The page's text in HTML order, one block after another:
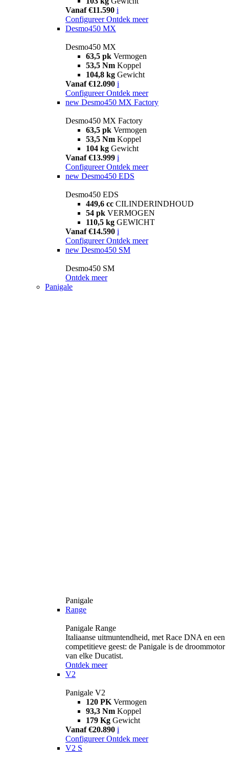
Vanaf €11.590 i
Configureer Ontdek meer
Desmo450 MX
Desmo450 MX
63,5 pk Vermogen
53,5 Nm Koppel
104,8 kg Gewicht
Vanaf €12.090 i
Configureer Ontdek meer
new Desmo450 MX Factory
Desmo450 MX Factory
63,5 pk Vermogen
53,5 Nm Koppel
104 kg Gewicht
Vanaf €13.999 i
Configureer Ontdek meer
new Desmo450 EDS
Desmo450 EDS
449,6 cc CILINDERINDHOUD
54 pk VERMOGEN
110,5 kg GEWICHT
Vanaf €14.590 i
Configureer Ontdek meer
new Desmo450 SM
Desmo450 SM
Ontdek meer
Panigale
Panigale
Range
Panigale Range
Italiaanse uitmuntendheid, met Race DNA en een
competitieve geest: de Panigale is de droommotor
van elke Ducatist.
Ontdek meer
V2
Panigale V2
120 PK Vermogen
93,3 Nm Koppel
179 Kg Gewicht
Vanaf €20.890 i
Configureer Ontdek meer
V2 S